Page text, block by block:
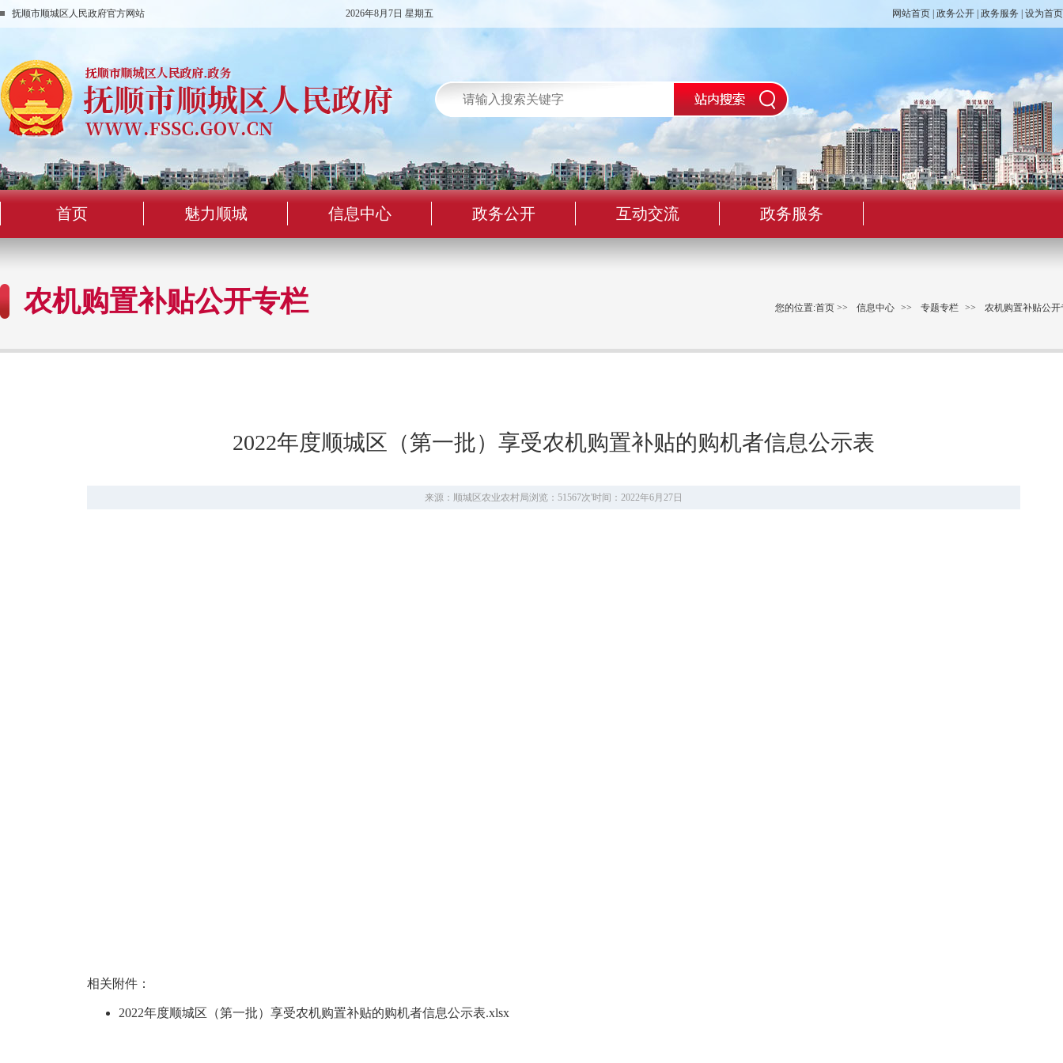
抚顺市顺城区人民政府官方网站 2026年8月7日 星期五 网站首页 政务公开 政务服务 设为首页
首页 魅力顺城 信息中心 政务公开 互动交流 政务服务
农机购置补贴公开专栏 您的位置:首页 >> 信息中心 >> 专题专栏 >> 农机购置补贴公开
2022年度顺城区（第一批）享受农机购置补贴的购机者信息公示表
来源：顺城区农业农村局浏览：51567次'时间：2022年6月27日
相关附件：
2022年度顺城区（第一批）享受农机购置补贴的购机者信息公示表.xlsx